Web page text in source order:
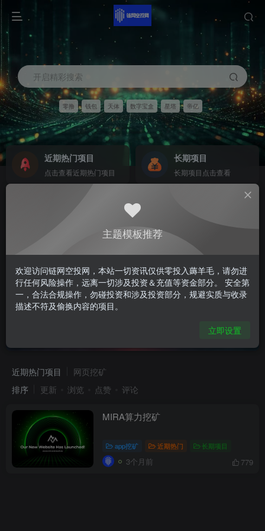
开启精彩搜索
零撸 钱包 天体 数字宝盒 星塔 帝亿
近期热门项目
点击查看近期热门项目
长期项目
长期项目点击查看
近期热门项目
网页挖矿
排序
更新 浏览 点赞 评论
MIRA算力挖矿
app挖矿 近期热门 长期项目
3个月前 779
主题模板推荐
欢迎访问链网空投网，本站一切资讯仅供零投入薅羊毛，请勿进
行任何风险操作，远离一切涉及投资＆充值等资金部分。 安全第
一，合法合规操作，勿碰投资和涉及投资部分，规避实质与收录
描述不符及偷换内容的项目。
立即设置